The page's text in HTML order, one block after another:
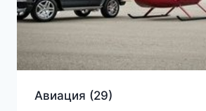
Авиация (29)